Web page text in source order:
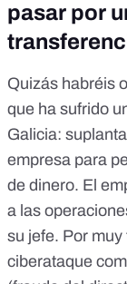
pasar por
Quizás habréis
que ha sufrido
Galicia:
empresa para
de dinero. El
a las
su jefe. Por
ciberataque